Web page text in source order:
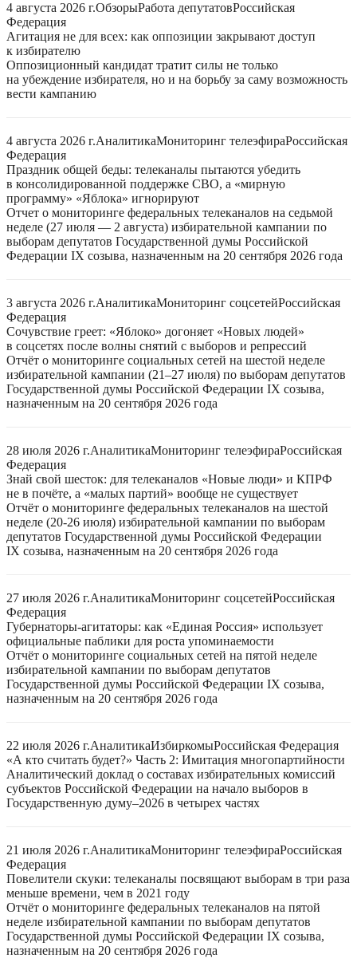
4 августа 2026 г.ОбзорыРабота депутатовРоссийская
Федерация
Агитация не для всех: как оппозиции закрывают доступ
к избирателю
Оппозиционный кандидат тратит силы не только
на убеждение избирателя, но и на борьбу за саму возможность
вести кампанию
4 августа 2026 г.АналитикаМониторинг телеэфираРоссийская
Федерация
Праздник общей беды: телеканалы пытаются убедить
в консолидированной поддержке СВО, а «мирную
программу» «Яблока» игнорируют
Отчет о мониторинге федеральных телеканалов на седьмой
неделе (27 июля — 2 августа) избирательной кампании по
выборам депутатов Государственной думы Российской
Федерации IX созыва, назначенным на 20 сентября 2026 года
3 августа 2026 г.АналитикаМониторинг соцсетейРоссийская
Федерация
Сочувствие греет: «Яблоко» догоняет «Новых людей»
в соцсетях после волны снятий с выборов и репрессий
Отчёт о мониторинге социальных сетей на шестой неделе
избирательной кампании (21–27 июля) по выборам депутатов
Государственной думы Российской Федерации IX созыва,
назначенным на 20 сентября 2026 года
28 июля 2026 г.АналитикаМониторинг телеэфираРоссийская
Федерация
Знай свой шесток: для телеканалов «Новые люди» и КПРФ
не в почёте, а «малых партий» вообще не существует
Отчёт о мониторинге федеральных телеканалов на шестой
неделе (20-26 июля) избирательной кампании по выборам
депутатов Государственной думы Российской Федерации
IX созыва, назначенным на 20 сентября 2026 года
27 июля 2026 г.АналитикаМониторинг соцсетейРоссийская
Федерация
Губернаторы-агитаторы: как «Единая Россия» использует
официальные паблики для роста упоминаемости
Отчёт о мониторинге социальных сетей на пятой неделе
избирательной кампании по выборам депутатов
Государственной думы Российской Федерации IX созыва,
назначенным на 20 сентября 2026 года
22 июля 2026 г.АналитикаИзбиркомыРоссийская Федерация
«А кто считать будет?» Часть 2: Имитация многопартийности
Аналитический доклад о составах избирательных комиссий
субъектов Российской Федерации на начало выборов в
Государственную думу–2026 в четырех частях
21 июля 2026 г.АналитикаМониторинг телеэфираРоссийская
Федерация
Повелители скуки: телеканалы посвящают выборам в три раза
меньше времени, чем в 2021 году
Отчёт о мониторинге федеральных телеканалов на пятой
неделе избирательной кампании по выборам депутатов
Государственной думы Российской Федерации IX созыва,
назначенным на 20 сентября 2026 года